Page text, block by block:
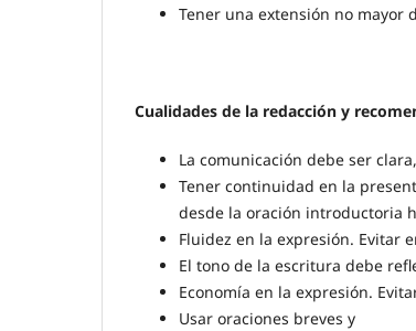
Tener una extensión no mayor
Cualidades de la redacción y
La comunicación debe ser
Tener continuidad en la
desde la oración introductoria
Fluidez en la expresión. Evitar
El tono de la escritura debe
Economía en la expresión.
Usar oraciones breves y